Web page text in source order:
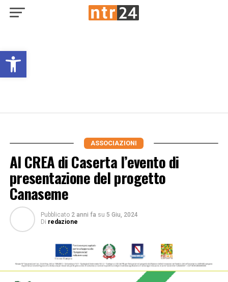
Open toolbar
ASSOCIAZIONI
Al CREA di Caserta l’evento di
presentazione del progetto
Canaseme
Pubblicato 2 anni fa su 5 Giu, 2024
Di redazione